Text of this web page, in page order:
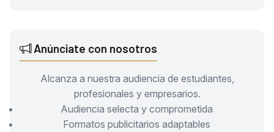
Anúnciate con nosotros
Alcanza a nuestra audiencia de estudiantes,
profesionales y empresarios.
Audiencia selecta y comprometida
Formatos publicitarios adaptables